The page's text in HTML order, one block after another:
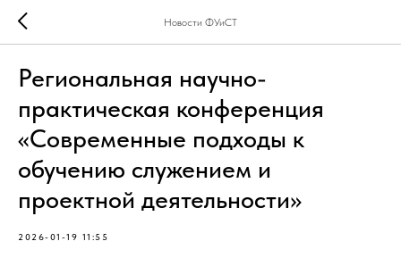
Новости ФУиСТ
Региональная научно-
практическая конференция
«Современные подходы к
обучению служением и
проектной деятельности»
2026-01-19 11:55